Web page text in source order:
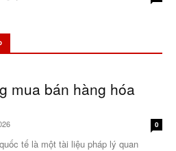
mua bán hàng hóa
0
tế là một tài liệu pháp lý quan